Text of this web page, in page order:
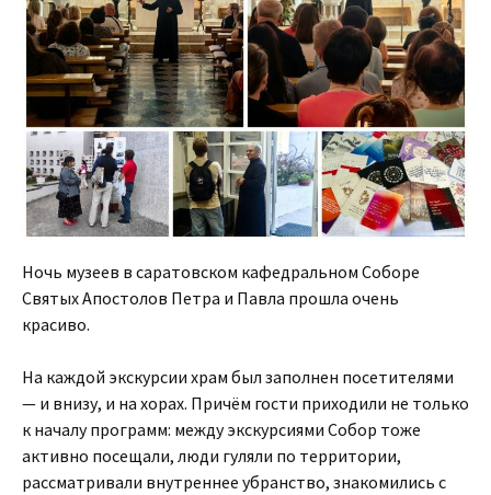
Ночь музеев в саратовском кафедральном Соборе
Святых Апостолов Петра и Павла прошла очень
красиво.
На каждой экскурсии храм был заполнен посетителями
— и внизу, и на хорах. Причём гости приходили не только
к началу программ: между экскурсиями Собор тоже
активно посещали, люди гуляли по территории,
рассматривали внутреннее убранство, знакомились с